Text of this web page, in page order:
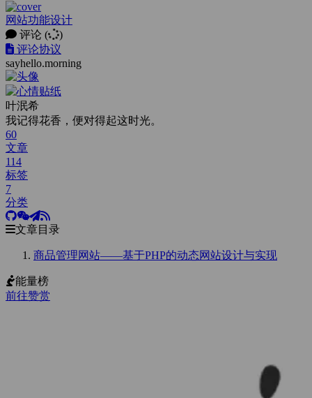
网站功能设计
评论 (
)
评论协议
sayhello.morning
叶泯希
我记得花香，便对得起这时光。
60
文章
114
标签
7
分类
文章目录
商品管理网站——基于PHP的动态网站设计与实现
能量榜
前往赞赏